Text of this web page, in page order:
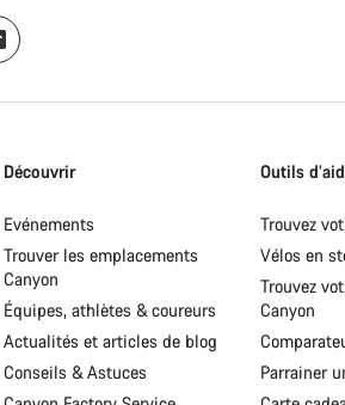
Découvrir
Evénements
Trouver les emplacements
Canyon
Équipes, athlètes & coureurs
Actualités et articles de blog
Conseils & Astuces
Outils
Trouvez
Vélos en
Trouvez
Canyon
Parrainer